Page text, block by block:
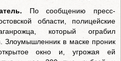
По сообщению пресс-
области, полицейские
который ограбил
Злоумышленник в маске проник
окно и, угрожая ей